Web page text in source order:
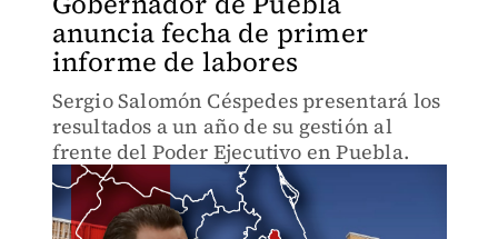
anuncia fecha de primer
informe de labores
Sergio Salomón Céspedes presentará los
resultados a un año de su gestión al
frente del Poder Ejecutivo en Puebla.